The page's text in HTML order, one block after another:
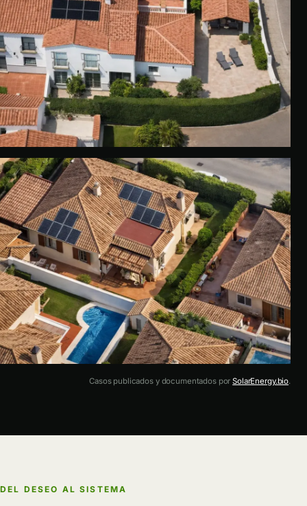
Producción desde cubierta Ver caso ↗
Autoconsumo bien dimensionado
Casos publicados y documentados porSolarEnergy.bio.
DEL DESEO AL SISTEMA